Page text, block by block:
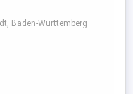
Baden-Württemberg